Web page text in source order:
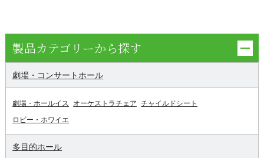
製品カテゴリーから探す
劇場・コンサートホール
劇場・ホールイス オーケストラチェア チャイルドシート
ロビー・ホワイエ
多目的ホール